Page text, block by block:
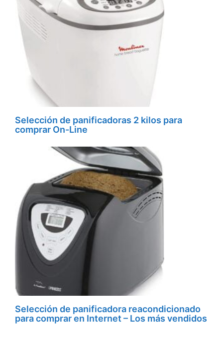
Selección de panificadoras 2 kilos para
comprar On-Line
Selección de panificadora reacondicionado
para comprar en Internet – Los más vendidos